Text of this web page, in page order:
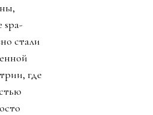
spa-
стали
где